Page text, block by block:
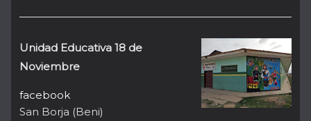
Unidad Educativa 18 de
Noviembre
facebook
San Borja (Beni)